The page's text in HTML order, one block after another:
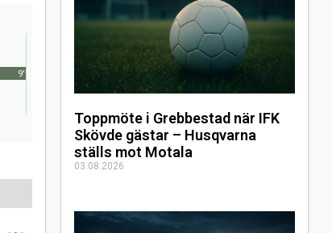
Toppmöte i Grebbestad när IFK
Skövde gästar – Husqvarna
ställs mot Motala
03.08.2026
9'